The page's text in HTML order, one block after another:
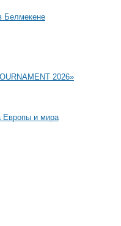
Белмекене
2026»
Европы и мира